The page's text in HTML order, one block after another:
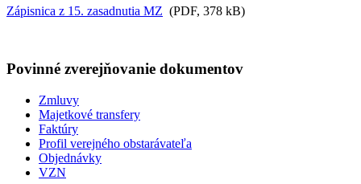
Zápisnica z 15. zasadnutia MZ (PDF, 378 kB)
Povinné zverejňovanie dokumentov
Zmluvy
Majetkové transfery
Faktúry
Profil verejného obstarávateľa
Objednávky
VZN